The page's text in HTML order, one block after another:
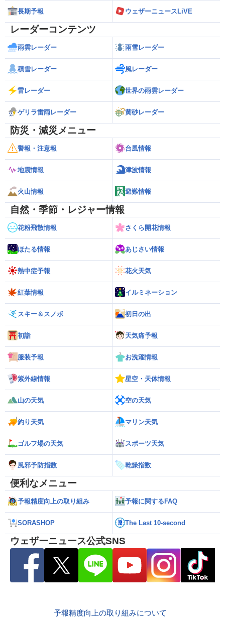
長期予報 ウェザーニュースLiVE
レーダーコンテンツ
雨雲レーダー 雨雪レーダー
積雪レーダー 風レーダー
雷レーダー 世界の雨雲レーダー
ゲリラ雷雨レーダー 黄砂レーダー
防災・減災メニュー
警報・注意報 台風情報
地震情報 津波情報
火山情報 避難情報
自然・季節・レジャー情報
花粉飛散情報 さくら開花情報
ほたる情報 あじさい情報
熱中症予報 花火天気
紅葉情報 イルミネーション
スキー＆スノボ 初日の出
初詣 天気痛予報
服装予報 お洗濯情報
紫外線情報 星空・天体情報
山の天気 空の天気
釣り天気 マリン天気
ゴルフ場の天気 スポーツ天気
風邪予防指数 乾燥指数
便利なメニュー
予報精度向上の取り組み 予報に関するFAQ
SORASHOP The Last 10-second
ウェザーニュース公式SNS
予報精度向上の取り組みについて